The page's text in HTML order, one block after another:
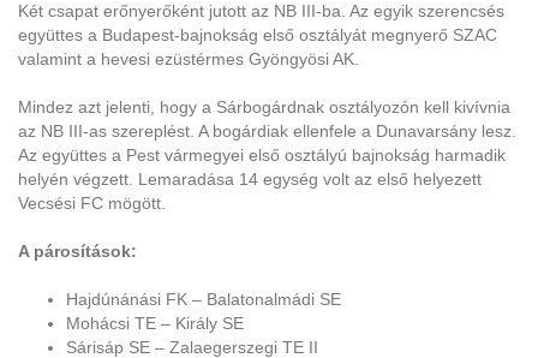
Két csapat erőnyerőként jutott az NB III-ba. Az egyik szerencsés
együttes a Budapest-bajnokság első osztályát megnyerő SZAC
valamint a hevesi ezüstérmes Gyöngyösi AK.
Mindez azt jelenti, hogy a Sárbogárdnak osztályozón kell kivívnia
az NB III-as szereplést. A bogárdiak ellenfele a Dunavarsány lesz.
Az együttes a Pest vármegyei első osztályú bajnokság harmadik
helyén végzett. Lemaradása 14 egység volt az első helyezett
Vecsési FC mögött.
A párosítások:
Hajdúnánási FK – Balatonalmádi SE
Mohácsi TE – Király SE
Sárisáp SE – Zalaegerszegi TE II